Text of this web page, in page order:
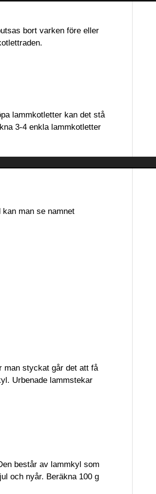
bort varken före eller
lammkotletter kan det stå
3-4 enkla lammkotletter
man se namnet
man styckat går det att få
Urbenade lammstekar
består av lammkyl som
och nyår. Beräkna 100 g